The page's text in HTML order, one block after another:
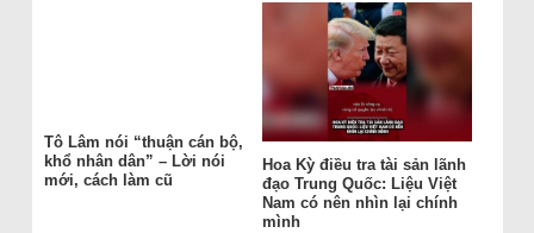
Tô Lâm nói “thuận cán bộ,
khổ nhân dân” – Lời nói
mới, cách làm cũ
Hoa Kỳ điều tra tài sản lãnh
đạo Trung Quốc: Liệu Việt
Nam có nên nhìn lại chính
mình